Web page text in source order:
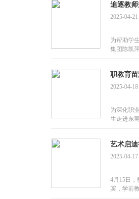
追逐教
2025-04-21
为帮助学
集团陈凯
职教育
2025-04-18
为深化职
生走进东
艺术启
2025-04-17
4月15日
宾，学前